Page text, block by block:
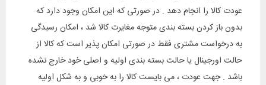
عودت کالا را انجام دهد . در صورتی که این امکان وجود دارد که
بدون باز کردن بسته بندی متوجه مغایرت کالا شد ، امکان رسیدگی
به درخواست مشتری فقط در صورتی امکان پذیر است که کالا از
حالت اورجینال یا حالت بسته بندی اولیه و اصلی خود خارج نشده
باشد . جهت عودت ، می بایست کالا را به خوبی و به شکل اولیه